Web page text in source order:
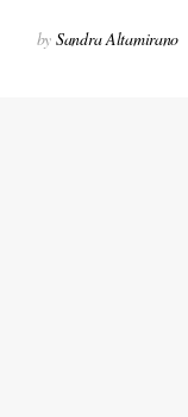
by Sandra Altamirano